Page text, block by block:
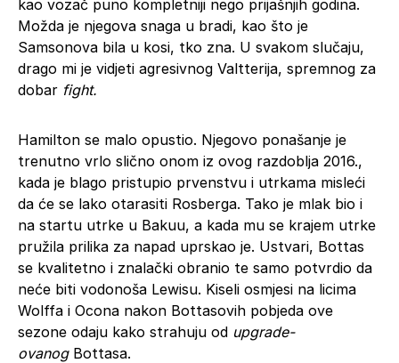
kao vozač puno kompletniji nego prijašnjih godina.
Možda je njegova snaga u bradi, kao što je
Samsonova bila u kosi, tko zna. U svakom slučaju,
drago mi je vidjeti agresivnog Valtterija, spremnog za
dobar fight.
Hamilton se malo opustio. Njegovo ponašanje je
trenutno vrlo slično onom iz ovog razdoblja 2016.,
kada je blago pristupio prvenstvu i utrkama misleći
da će se lako otarasiti Rosberga. Tako je mlak bio i
na startu utrke u Bakuu, a kada mu se krajem utrke
pružila prilika za napad uprskao je. Ustvari, Bottas
se kvalitetno i znalački obranio te samo potvrdio da
neće biti vodonoša Lewisu. Kiseli osmjesi na licima
Wolffa i Ocona nakon Bottasovih pobjeda ove
sezone odaju kako strahuju od upgrade-
ovanog Bottasa.